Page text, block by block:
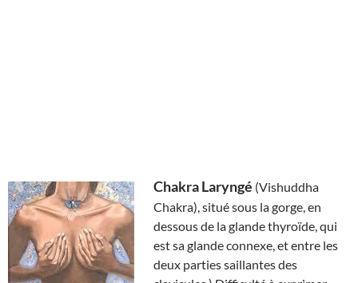
Chakra Laryngé (Vishuddha
Chakra), situé sous la gorge, en
dessous de la glande thyroïde, qui
est sa glande connexe, et entre les
deux parties saillantes des